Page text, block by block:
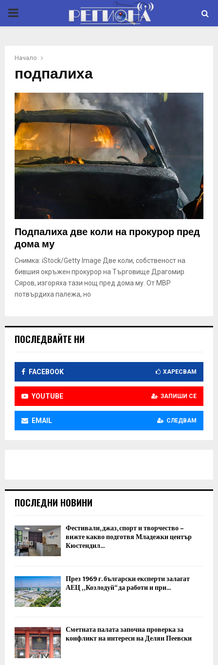
P
M
A
R
Y
N
U
Начало
подпалиха
Подпалиха две коли на прокурор пред
дома му
Снимка: iStock/Getty Image Две коли, собственост на
бившия окръжен прокурор на Търговище Драгомир
Сяров, изгоряха тази нощ пред дома му. От МВР
потвърдиха палежа, но
ПОСЛЕДВАЙТЕ НИ
FACEBOOK ХАРЕСВАМ
YOUTUBE ЗАПИШИ СЕ
EMAIL СЛЕДВАМ
ПОСЛЕДНИ НОВИНИ
Фестивали, джаз, спорт и творчество –
вижте какво подготвя Младежки център
Кюстендил...
През 1969 г. български експерти залагат
АЕЦ „Козлодуй“ да работи и при...
Сметната палата започна проверка за
конфликт на интереси на Делян Пеевски